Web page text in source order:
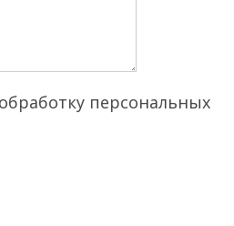
персональных